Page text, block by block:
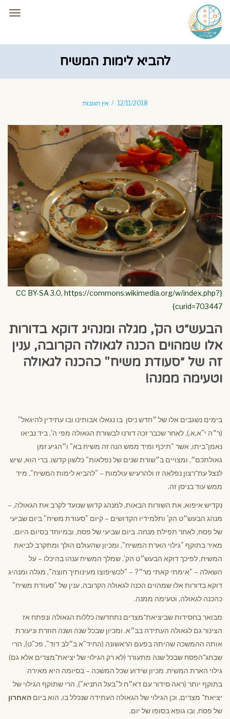
להביא לימות המשיח
12/11/2018 אין תגובות
{CC BY-SA 3.0, https://commons.wikimedia.org/w/index.php?
curid=703447}
הבעש״ט הק', מגלה ומנהיג דוקא בדורות
אלו שמהוים הכנה לגאולה הקרובה, ענין
זה של ״סעודת משיח" כהכנה לגאולה
וטעימה ממנה!
בימים נשגבים אלו של ״חדש ניסן בו נגאלו אבותינו ובו עתידין להיגאל"
(ר״ה י"א,א.), לאחר שכבר זכה דורנו לבשורת הגאולה מפי ה', ביד נביאו
נאמן־ביתו, אשר "תיכף ומיד ממש הנה זה משיח בא" ו״הגיע זמן
גאולתכם״, ומצויים ב״שורת שנים של נפלאות" כלשון קדשו. ברי הוא, שיש
לנצל עת־רצון נפלאה זו ולהרעיש עולמות – "להביא לימות המשיח", מיד
ממש עוד בניסן זה.
נקדיש איפוא, את השורות הבאות, למנהג קדוש שנועד לקרב את הגאולה, –
מנהג הבעש״ט הק' ותלמידיו הקדושים – קיום "סעודת משיח" ביום שביעי
של פסח, לאחר תפילת מנחה. ביום שביעי של פסח, ובמיוחד בסיום היום,
מאיר בתוקף "גילוי הארת המשיח", ומכיון שהעולם הולך ומתקרב לביאת
המשיח, לפיכך דוקא הבעש״ט הק', שמלך המשיח ענהו בהיכלו – על
השאלה – "אימתי קאתי מר״? – "לכשיפוצו מעינותיך חוצה", מגלה ומנהיג
דוקא בדורות אלו שמהוים הכנה לגאולה הקרובה, ענין של "סעודת משיח"
כהכנה לגאולה, וטעימה ממנה.
מבואר בחסידות שביציאת־מצרים נתחדשה כללות הגאולה ונפתח אז
הצינור גם לגאולה העתידה בב״א. ומכיון שבכל שנה ושנה חוזרת וניעורת
אותה ההמשכה שהיתה בפעם הראשונה (החיד"א ב״לב דוד", פכ"ט), הרי
שבחג־הפסח שבכל שנה מתעורר (לא רק הגילוי של יציאת־מצרים אלא גם)
גילוי הארת המשיח. מכיון שידוע שכל המשכה – בסיומה היא מאירה
בתוקף יותר (ראה סידור עם דא״ח ל"בעל התניא"), הרי שתוקף הגילוי של
יציאת־ מצרים, וכן הגילוי של הגאולה העתידה שנכלל בו, הוא ביום האחרון
של פסח, ובו גופא בסופו של יום.